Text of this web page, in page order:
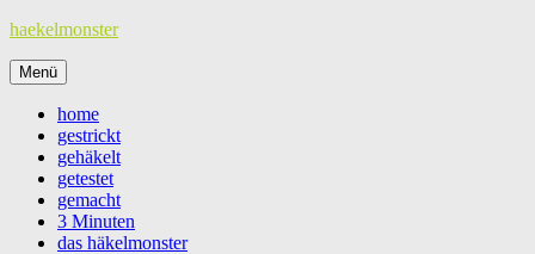
Zum
springen
haekelmonster
Menü
home
gestrickt
gehäkelt
getestet
gemacht
3 Minuten
das häkelmonster